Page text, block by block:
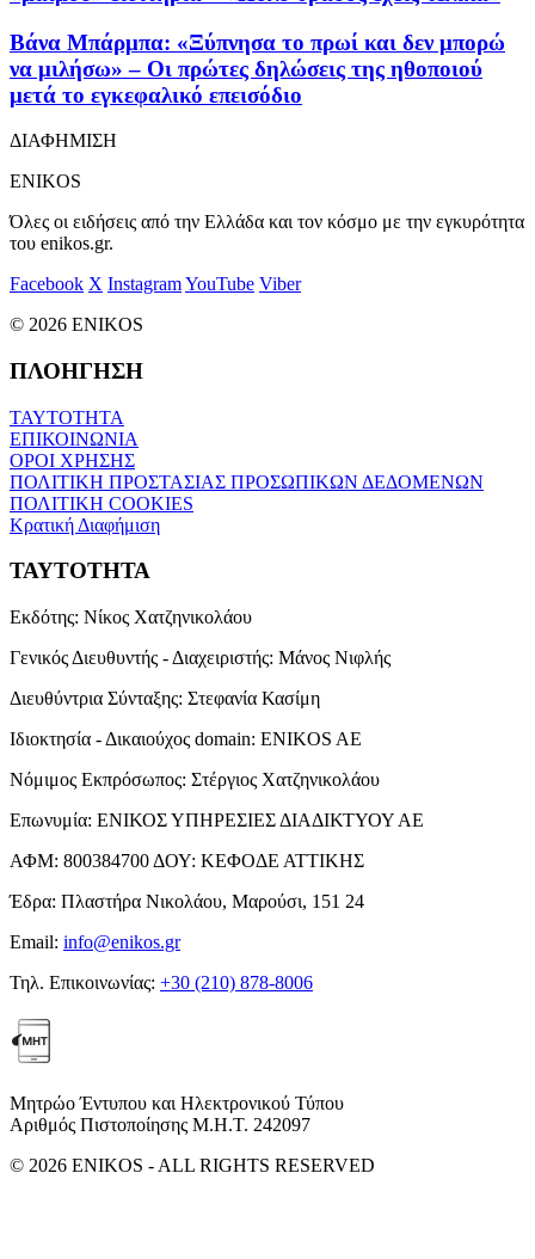
Βάνα Μπάρμπα: «Ξύπνησα το πρωί και δεν μπορώ
να μιλήσω» – Οι πρώτες δηλώσεις της ηθοποιού
μετά το εγκεφαλικό επεισόδιο
ΔΙΑΦΗΜΙΣΗ
ENIKOS
Όλες οι ειδήσεις από την Ελλάδα και τον κόσμο με την εγκυρότητα
του enikos.gr.
Facebook X InstagramYouTube Viber
© 2026 ENIKOS
ΠΛΟΗΓΗΣΗ
ΤΑΥΤΟΤΗΤΑ
ΕΠΙΚΟΙΝΩΝΙΑ
ΟΡΟΙ ΧΡΗΣΗΣ
ΠΟΛΙΤΙΚΗ ΠΡΟΣΤΑΣΙΑΣ ΠΡΟΣΩΠΙΚΩΝ ΔΕΔΟΜΕΝΩΝ
ΠΟΛΙΤΙΚΗ COOKIES
Κρατική Διαφήμιση
ΤΑΥΤΟΤΗΤΑ
Εκδότης: Νίκος Χατζηνικολάου
Γενικός Διευθυντής - Διαχειριστής: Μάνος Νιφλής
Διευθύντρια Σύνταξης: Στεφανία Κασίμη
Ιδιοκτησία - Δικαιούχος domain: ENIKOS AE
Νόμιμος Εκπρόσωπος: Στέργιος Χατζηνικολάου
Επωνυμία: ΕΝΙΚΟΣ ΥΠΗΡΕΣΙΕΣ ΔΙΑΔΙΚΤΥΟΥ ΑΕ
ΑΦΜ: 800384700 ΔΟΥ: ΚΕΦΟΔΕ ΑΤΤΙΚΗΣ
Έδρα: Πλαστήρα Νικολάου, Μαρούσι, 151 24
Email: info@enikos.gr
Τηλ. Επικοινωνίας: +30 (210) 878-8006
Μητρώο Έντυπου και Ηλεκτρονικού Τύπου
Αριθμός Πιστοποίησης Μ.Η.Τ. 242097
© 2026 ENIKOS - ALL RIGHTS RESERVED